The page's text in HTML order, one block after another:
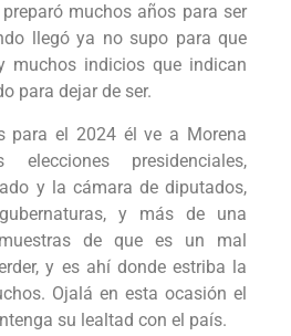
muchos años para ser
llegó ya no supo para que
muchos indicios que indican
para dejar de ser.
para el 2024 él ve a Morena
presidenciales,
y la cámara de diputados,
y más de una
de que es un mal
y es ahí donde estriba la
Ojalá en esta ocasión el
su lealtad con el país.